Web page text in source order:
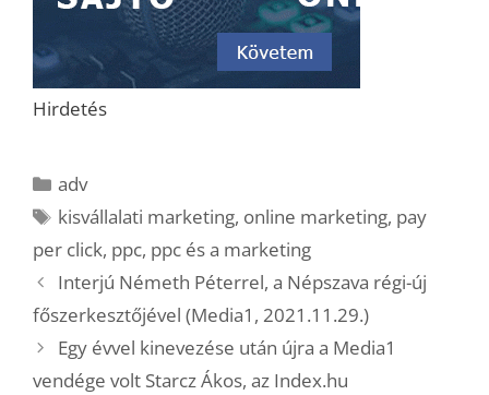
Hirdetés
Kategória
adv
Címkék
kisvállalati marketing, online marketing, pay
per click, ppc, ppc és a marketing
Interjú Németh Péterrel, a Népszava régi-új
főszerkesztőjével (Media1, 2021.11.29.)
Egy évvel kinevezése után újra a Media1
vendége volt Starcz Ákos, az Index.hu